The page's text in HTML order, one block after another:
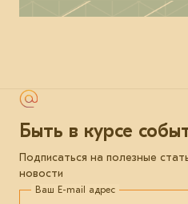
Быть в курсе
Подписаться на полезные
новости
Ваш E-mail адрес